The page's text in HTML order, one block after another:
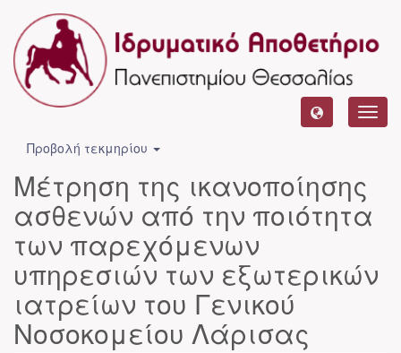
Προβολή τεκμηρίου
Μέτρηση της ικανοποίησης
ασθενών από την ποιότητα
των παρεχόμενων
υπηρεσιών των εξωτερικών
ιατρείων του Γενικού
Νοσοκομείου Λάρισας